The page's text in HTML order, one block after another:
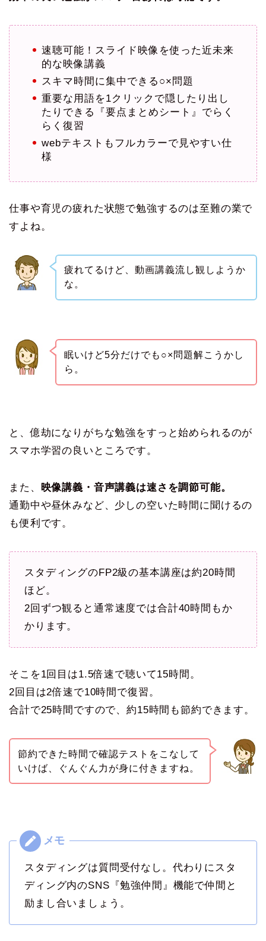
速聴可能！スライド映像を使った近未来
的な映像講義
スキマ時間に集中できる○×問題
重要な用語を1クリックで隠したり出し
たりできる『要点まとめシート』でらく
らく復習
webテキストもフルカラーで見やすい仕
様
仕事や育児の疲れた状態で勉強するのは至難の業で
すよね。
疲れてるけど、動画講義流し観しようか
な。
眠いけど5分だけでも○×問題解こうかし
ら。
と、億劫になりがちな勉強をすっと始められるのが
スマホ学習の良いところです。
また、
映像講義・音声講義は速さを調節可能。
通勤中や昼休みなど、少しの空いた時間に聞けるの
も便利です。
スタディングのFP2級の基本講座は約20時間
ほど。
2回ずつ観ると通常速度では合計40時間もか
かります。
そこを1回目は1.5倍速で聴いて15時間。
2回目は2倍速で10時間で復習。
合計で25時間ですので、約15時間も節約できます。
節約できた時間で確認テストをこなして
いけば、ぐんぐん力が身に付きますね。
スタディングは質問受付なし。代わりにスタ
ディング内のSNS『勉強仲間』機能で仲間と
励まし合いましょう。